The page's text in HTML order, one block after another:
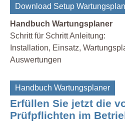
Download Setup
Handbuch Wartungsplaner
Schritt für Schritt Anleitung:
Installation, Einsatz,
Auswertungen
Handbuch Wartungsplaner
Erfüllen Sie jetzt die
Prüfpflichten im